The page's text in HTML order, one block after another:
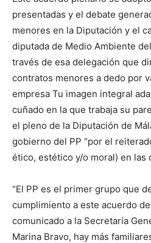
presentadas y el debate
menores en la Diputación y el
diputada de Medio Ambiente
través de esa delegación que
contratos menores a dedo por
empresa Tu imagen integral
cuñado en la que trabaja su
el pleno de la Diputación de
gobierno del PP “por el
ético, estético y/o moral) en las
“El PP es el primer grupo que
cumplimiento a este acuerdo
comunicado a la Secretaría
Marina Bravo, hay más